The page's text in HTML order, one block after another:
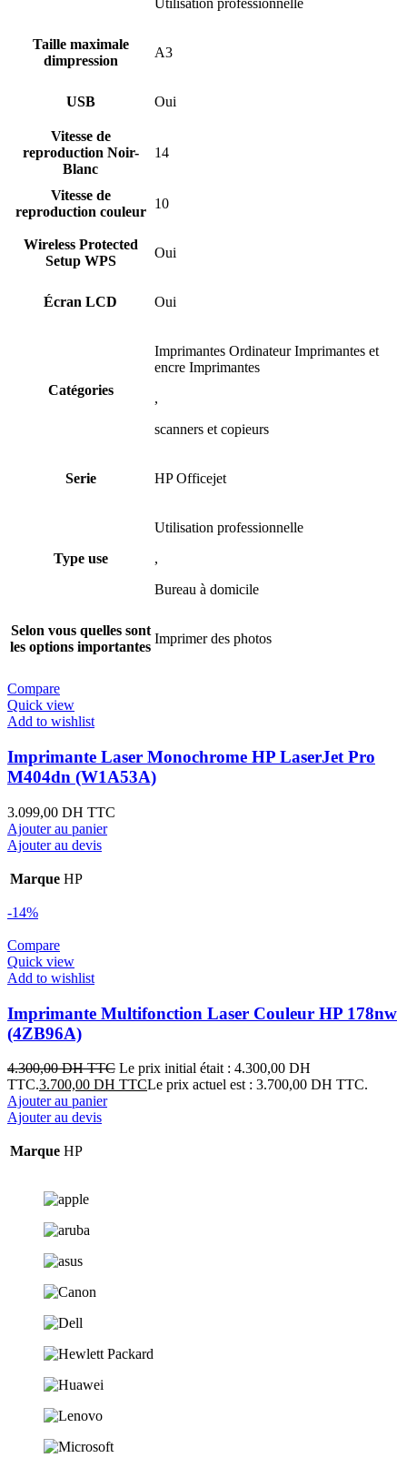
Utilisation professionnelle
Taille maximale
dimpression
A3
USB Oui
Vitesse de
reproduction Noir-
Blanc
14
Vitesse de
reproduction couleur
10
Wireless Protected
Setup WPS
Oui
Écran LCD Oui
Catégories
Imprimantes Ordinateur Imprimantes et
encre Imprimantes
,
scanners et copieurs
Serie HP Officejet
Type use
Utilisation professionnelle
,
Bureau à domicile
Selon vous quelles sont
les options importantes
Imprimer des photos
Compare
Quick view
Add to wishlist
Imprimante Laser Monochrome HP LaserJet Pro
M404dn (W1A53A)
3.099,00 DH TTC
Ajouter au panier
Ajouter au devis
Marque HP
-14%
Compare
Quick view
Add to wishlist
Imprimante Multifonction Laser Couleur HP 178nw
(4ZB96A)
4.300,00DH TTC Le prix initial était : 4.300,00 DH
TTC.3.700,00 DH TTCLe prix actuel est : 3.700,00 DH TTC.
Ajouter au panier
Ajouter au devis
Marque HP